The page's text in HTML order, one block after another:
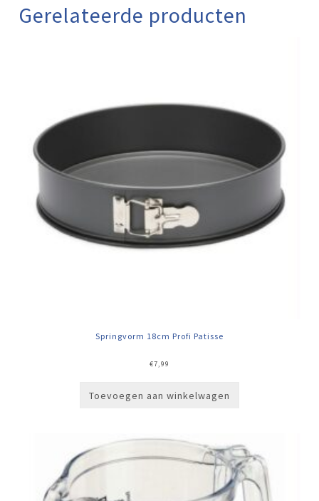
Gerelateerde producten
Springvorm 18cm Profi Patisse
€7,99
Toevoegen aan winkelwagen